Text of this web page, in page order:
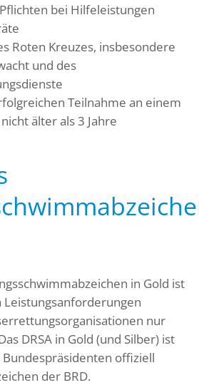
bei Hilfeleistungen
Roten Kreuzes, insbesondere
und des
Teilnahme an einem
älter als 3 Jahre
in Gold ist
nur
DRSA in Gold (und Silber) ist
Bundespräsidenten offiziell
der BRD.